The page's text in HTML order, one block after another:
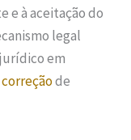
e à aceitação do
legal
em
correçãode